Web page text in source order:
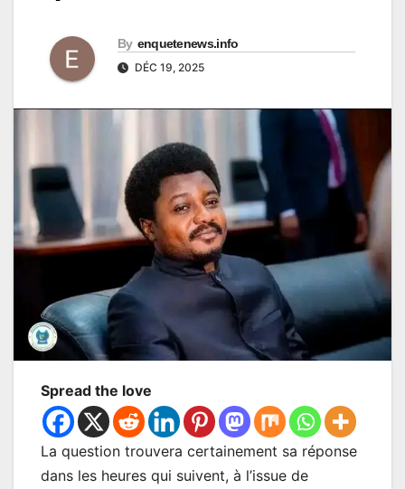
By enquetenews.info
DÉC 19, 2025
Spread the love
La question trouvera certainement sa réponse
dans les heures qui suivent, à l’issue de